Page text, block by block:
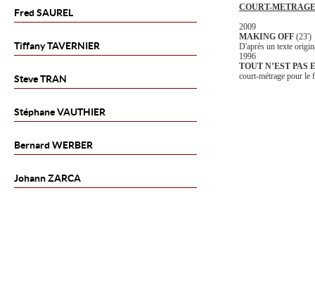
Fred SAUREL
TiffanyTAVERNIER
SteveTRAN
StéphaneVAUTHIER
Bernard WERBER
JohannZARCA
COURT-METRAGE
2009
MAKING OFF (23')
D'après un texte
1996
TOUT N’EST PAS
court-métrage pour le